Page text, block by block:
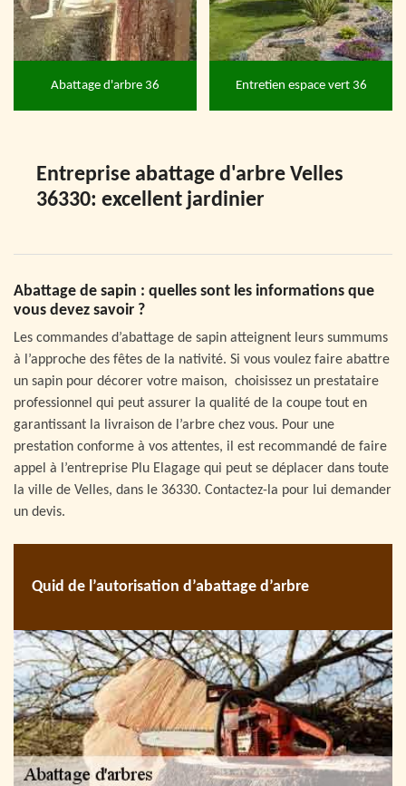
Abattage d'arbre 36 Entretien espace vert 36
Entreprise abattage d'arbre Velles
36330: excellent jardinier
Abattage de sapin : quelles sont les informations que
vous devez savoir ?
Les commandes d’abattage de sapin atteignent leurs summums
à l’approche des fêtes de la nativité. Si vous voulez faire abattre
un sapin pour décorer votre maison, choisissez un prestataire
professionnel qui peut assurer la qualité de la coupe tout en
garantissant la livraison de l’arbre chez vous. Pour une
prestation conforme à vos attentes, il est recommandé de faire
appel à l’entreprise Plu Elagage qui peut se déplacer dans toute
la ville de Velles, dans le 36330. Contactez-la pour lui demander
un devis.
Quid de l’autorisation d’abattage d’arbre